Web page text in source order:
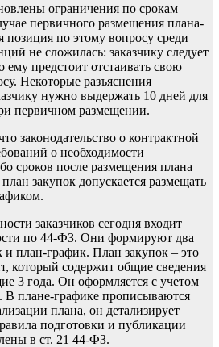
ограничения по срокам
первичного размещения плана-
позиция по этому вопросу среди
не сложилась: заказчику следует
ему предстоит отстаивать свою
Некоторые разъяснения
нужно выдержать 10 дней для
первичном размещении.
законодательство о контрактной
о необходимости
сроков после размещения плана
закупок допускается размещать
заказчиков сегодня входит
по 44-ФЗ. Они формируют два
и план-график. План закупок – это
который содержит общие сведения
3 года. Он оформляется с учетом
В плане-графике прописываются
плана, он детализирует
подготовки и публикации
в ст. 21 44-ФЗ.